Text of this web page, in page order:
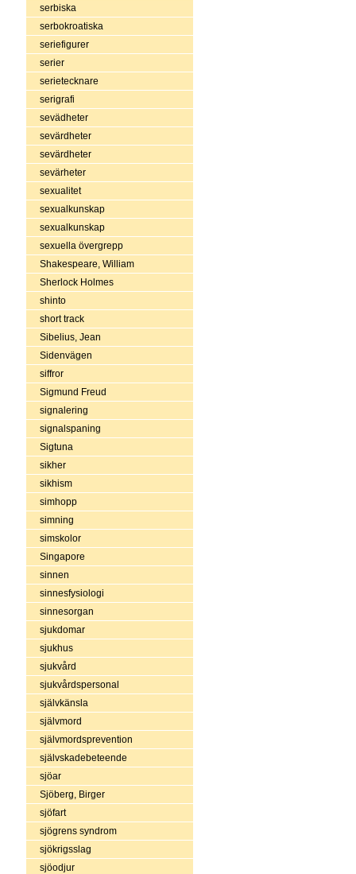
serbiska
serbokroatiska
seriefigurer
serier
serietecknare
serigrafi
sevädheter
sevärdheter
sevärdheter
sevärheter
sexualitet
sexualkunskap
sexualkunskap
sexuella övergrepp
Shakespeare, William
Sherlock Holmes
shinto
short track
Sibelius, Jean
Sidenvägen
siffror
Sigmund Freud
signalering
signalspaning
Sigtuna
sikher
sikhism
simhopp
simning
simskolor
Singapore
sinnen
sinnesfysiologi
sinnesorgan
sjukdomar
sjukhus
sjukvård
sjukvårdspersonal
självkänsla
självmord
självmordsprevention
självskadebeteende
sjöar
Sjöberg, Birger
sjöfart
sjögrens syndrom
sjökrigsslag
sjöodjur